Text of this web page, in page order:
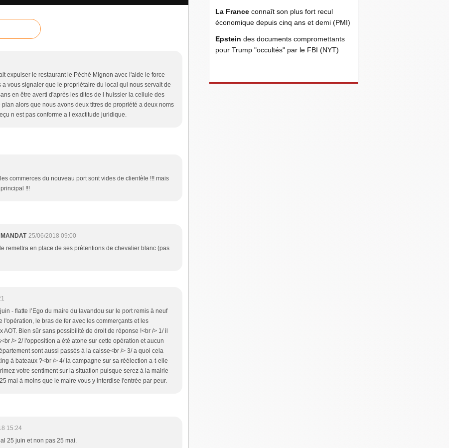
expulser le restaurant le Péché Mignon avec l'aide le force
vous signaler que le propriétaire du local qui nous servait de
en être averti d'après les dites de l huissier la cellule des
alors que nous avons deux titres de propriété a deux noms
n est pas conforme a l exactitude juridique.
commerces du nouveau port sont vides de clientèle !!! mais
!!!
25/06/2018 09:00
remettra en place de ses prétentions de chevalier blanc (pas
- flatte l’Ego du maire du lavandou sur le port remis à neuf
l'opération, le bras de fer avec les commerçants et les
Bien sûr sans possibilité de droit de réponse !<br /> 1/ il
/> 2/ l'opposition a été atone sur cette opération et aucun
sont aussi passés à la caisse<br /> 3/ a quoi cela
à bateaux ?<br /> 4/ la campagne sur sa réélection a-t-elle
votre sentiment sur la situation puisque serez à la mairie
mai à moins que le maire vous y interdise l'entrée par peur.
15:24
25 juin et non pas 25 mai.
La France connaît son plus fort recul
économique depuis cinq ans et demi (PMI)
Epstein des documents compromettants
pour Trump "occultés" par le FBI (NYT)